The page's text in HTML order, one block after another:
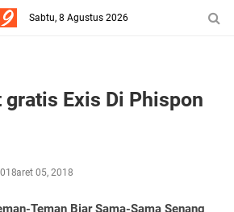
Sabtu, 8 Agustus 2026
gratis Exis Di Phispon
Maret 05, 2018
Teman Biar Sama-Sama Senang